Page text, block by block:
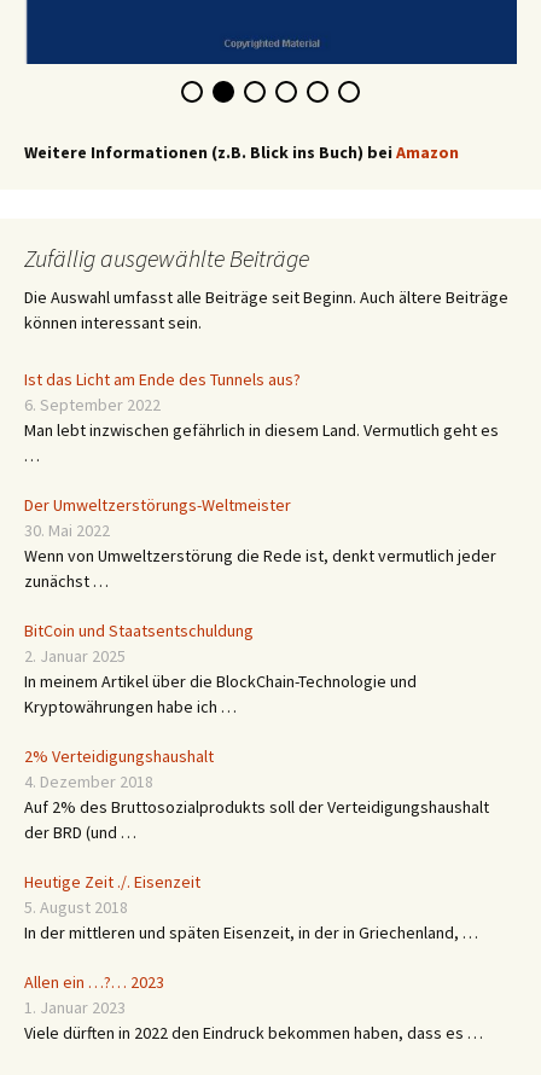
Weitere Informationen (z.B. Blick ins Buch) bei Amazon
Zufällig ausgewählte Beiträge
Die Auswahl umfasst alle Beiträge seit Beginn. Auch ältere Beiträge
können interessant sein.
Ist das Licht am Ende des Tunnels aus?
6. September 2022
Man lebt inzwischen gefährlich in diesem Land. Vermutlich geht es
…
Der Umweltzerstörungs-Weltmeister
30. Mai 2022
Wenn von Umweltzerstörung die Rede ist, denkt vermutlich jeder
zunächst …
BitCoin und Staatsentschuldung
2. Januar 2025
In meinem Artikel über die BlockChain-Technologie und
Kryptowährungen habe ich …
2% Verteidigungshaushalt
4. Dezember 2018
Auf 2% des Bruttosozialprodukts soll der Verteidigungshaushalt
der BRD (und …
Heutige Zeit ./. Eisenzeit
5. August 2018
In der mittleren und späten Eisenzeit, in der in Griechenland, …
Allen ein …?… 2023
1. Januar 2023
Viele dürften in 2022 den Eindruck bekommen haben, dass es …